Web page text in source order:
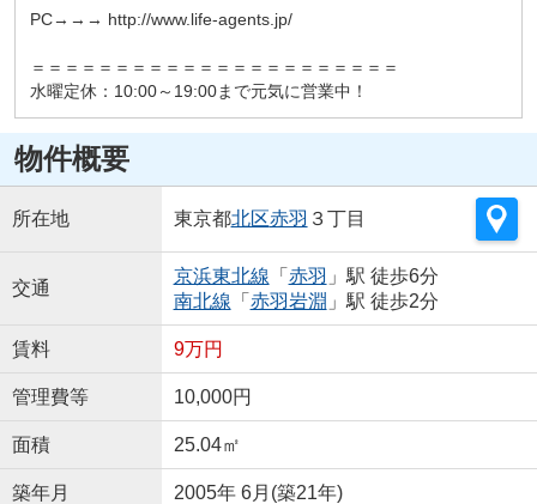
PC→→→ http://www.life-agents.jp/
＝＝＝＝＝＝＝＝＝＝＝＝＝＝＝＝＝＝＝＝＝＝
水曜定休：10:00～19:00まで元気に営業中！
物件概要
所在地 東京都北区赤羽 ３丁目
交通
京浜東北線 「 赤羽 」駅 徒歩6分
南北線 「 赤羽岩淵 」駅 徒歩2分
賃料 9万円
管理費等 10,000円
面積 25.04㎡
築年月 2005年 6月(築21年)